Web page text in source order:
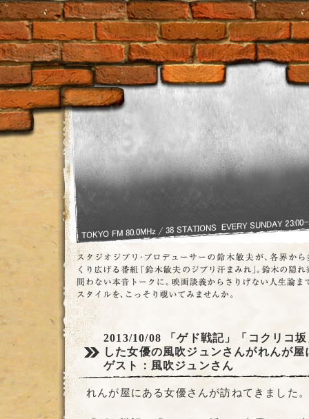
2013/10/08
「ゲド戦記」「コクリコ
した女優の風吹ジュンさんがれんが
ゲスト：風吹ジュンさん
れんが屋にある女優さんが訪ねてきました。